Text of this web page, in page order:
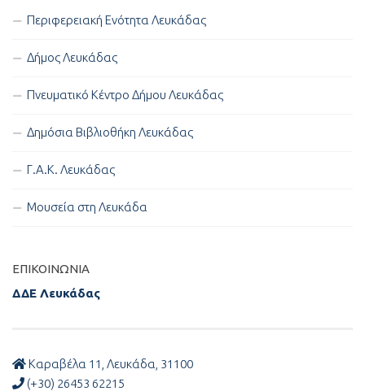
Περιφερειακή Ενότητα Λευκάδας
Δήμος Λευκάδας
Πνευματικό Κέντρο Δήμου Λευκάδας
Δημόσια Βιβλιοθήκη Λευκάδας
Γ.Α.Κ. Λευκάδας
Μουσεία στη Λευκάδα
ΕΠΙΚΟΙΝΩΝΊΑ
ΔΔΕ Λευκάδας
Καραβέλα 11, Λευκάδα, 31100
(+30) 26453 62215